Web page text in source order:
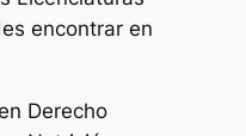
encontrar en
Derecho